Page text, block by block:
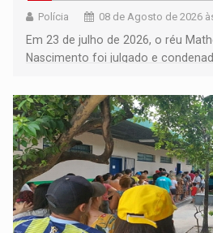
Polícia 08 de Agosto de 2026
Em 23 de julho de 2026, o réu
Nascimento foi julgado e